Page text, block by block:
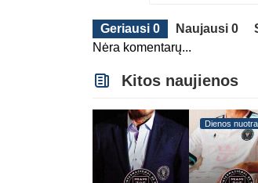
Geriausi 0 Naujausi 0
Nėra komentarų...
Kitos naujienos
Dienos